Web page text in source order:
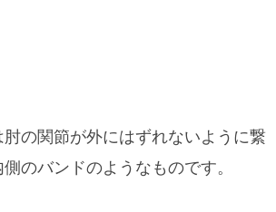
の関節が外にはずれないように繋
のバンドのようなものです。